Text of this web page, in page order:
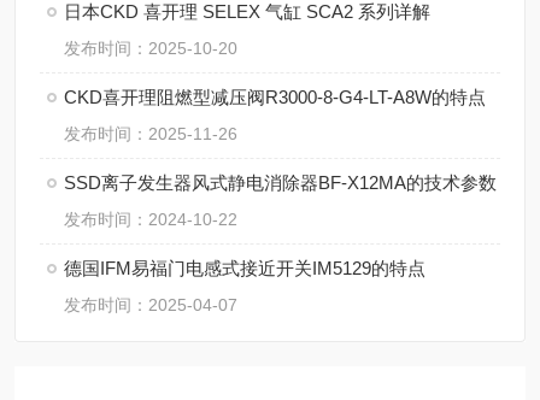
日本CKD 喜开理 SELEX 气缸 SCA2 系列详解
发布时间：2025-10-20
CKD喜开理阻燃型减压阀R3000-8-G4-LT-A8W的特点
发布时间：2025-11-26
SSD离子发生器风式静电消除器BF-X12MA的技术参数
发布时间：2024-10-22
德国IFM易福门电感式接近开关IM5129的特点
发布时间：2025-04-07